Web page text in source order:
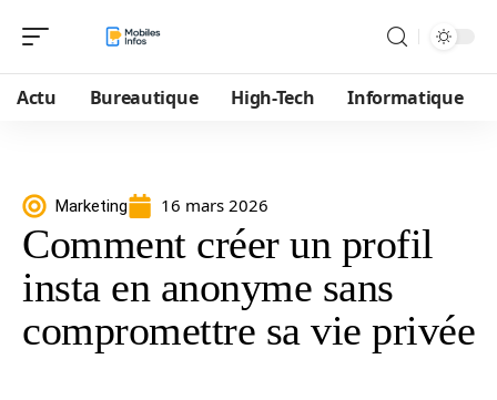
Actu Bureautique High-Tech Informatique
Marketing 16 mars 2026
Comment créer un profil
insta en anonyme sans
compromettre sa vie privée